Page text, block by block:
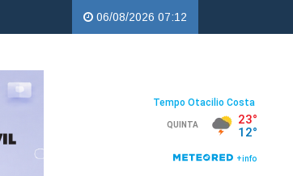
Troco Solidário da Copercampos deixa legado de
06/08/2026 07:12